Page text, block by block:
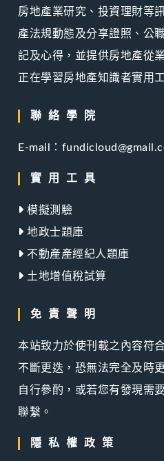
房地產業研究、投資理財等
產法規動態及分享證照、公
記及心得，並提供房地產從
正在學習房地產知識者實用
聯絡學院
E-mail：
實用工具
模擬測驗
地政士題庫
不動產產經紀人題庫
土地增值稅試算
免責聲明
本站致力於使刊載之內容符
不斷更迭，恐無法完全及時
自行參酌，或若您有發現需
聯繫。
隱私權政策